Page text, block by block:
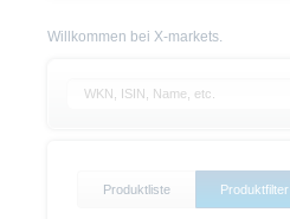
Willkommen bei X-markets.
Produktliste Produktfilter